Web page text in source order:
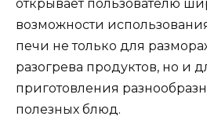
открывает пользователю
возможности
печи не только для
разогрева продуктов, но и
приготовления
полезных блюд.